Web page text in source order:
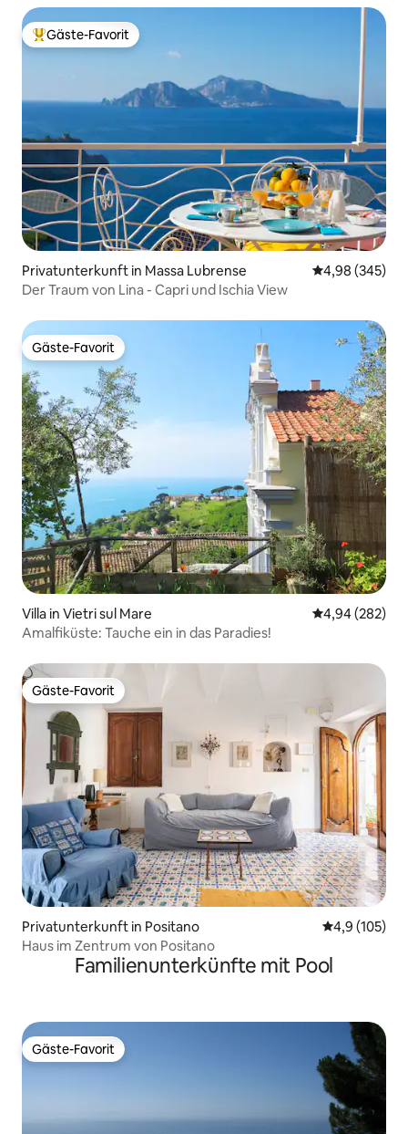
Beliebter Gäste-Favorit.
Gäste-Favorit
Privatunterkunft in Massa Lubrense
4,98 (345)
Der Traum von Lina - Capri und Ischia View
Gäste-Favorit
Gäste-Favorit
Villa in Vietri sul Mare
4,94 (282)
Amalfiküste: Tauche ein in das Paradies!
Gäste-Favorit
Gäste-Favorit
Privatunterkunft in Positano
4,9 (105)
Haus im Zentrum von Positano
Familienunterkünfte mit Pool
Gäste-Favorit
Gäste-Favorit